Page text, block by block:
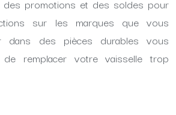
des promotions et des soldes pour
sur les marques que vous
dans des pièces durables vous
de remplacer votre vaisselle trop